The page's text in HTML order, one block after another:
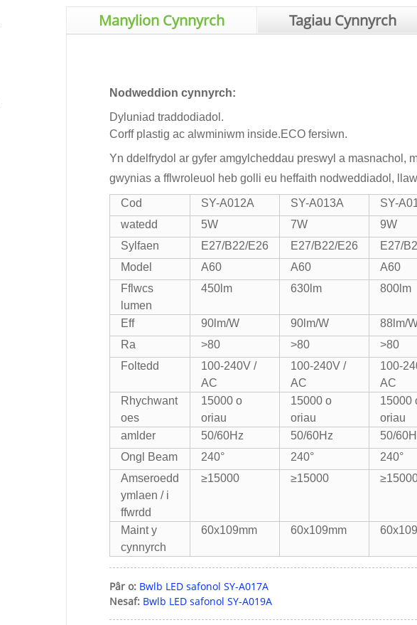
Manylion Cynnyrch Tagiau Cynnyrch
Nodweddion cynnyrch:
Dyluniad traddodiadol.
Corff plastig ac alwminiwm inside.ECO fersiwn.
Yn ddelfrydol ar gyfer amgylcheddau preswyl a masnachol,
gwynias a fflwroleuol heb golli eu heffaith nodweddiadol,
Cod SY-A012A SY-A013A SY-
watedd
5W 7W 9W
Sylfaen
E27/B22/E26 E27/B22/E26 E27/
Model
A60 A60 A60
Fflwcs
lumen
450lm 630lm 800lm
Eff 90lm/W 90lm/W 88lm/
Ra
>80 >80 >80
Foltedd
100-240V /
AC
100-240V /
AC
100-
AC
Rhychwant
oes
15000 o
oriau
15000 o
oriau
15000
oriau
amlder
50/60Hz 50/60Hz 50/
Ongl Beam
240° 240° 240°
Amseroedd
ymlaen / i
ffwrdd
≥15000 ≥15000
Maint y
cynnyrch
60x109mm 60x109mm
Pâr o: Bwlb LED safonol SY-A017A
Nesaf: Bwlb LED safonol SY-A019A